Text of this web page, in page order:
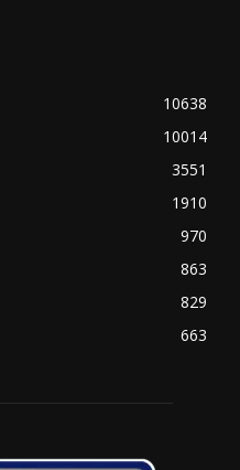
10638
10014
3551
1910
970
863
829
663